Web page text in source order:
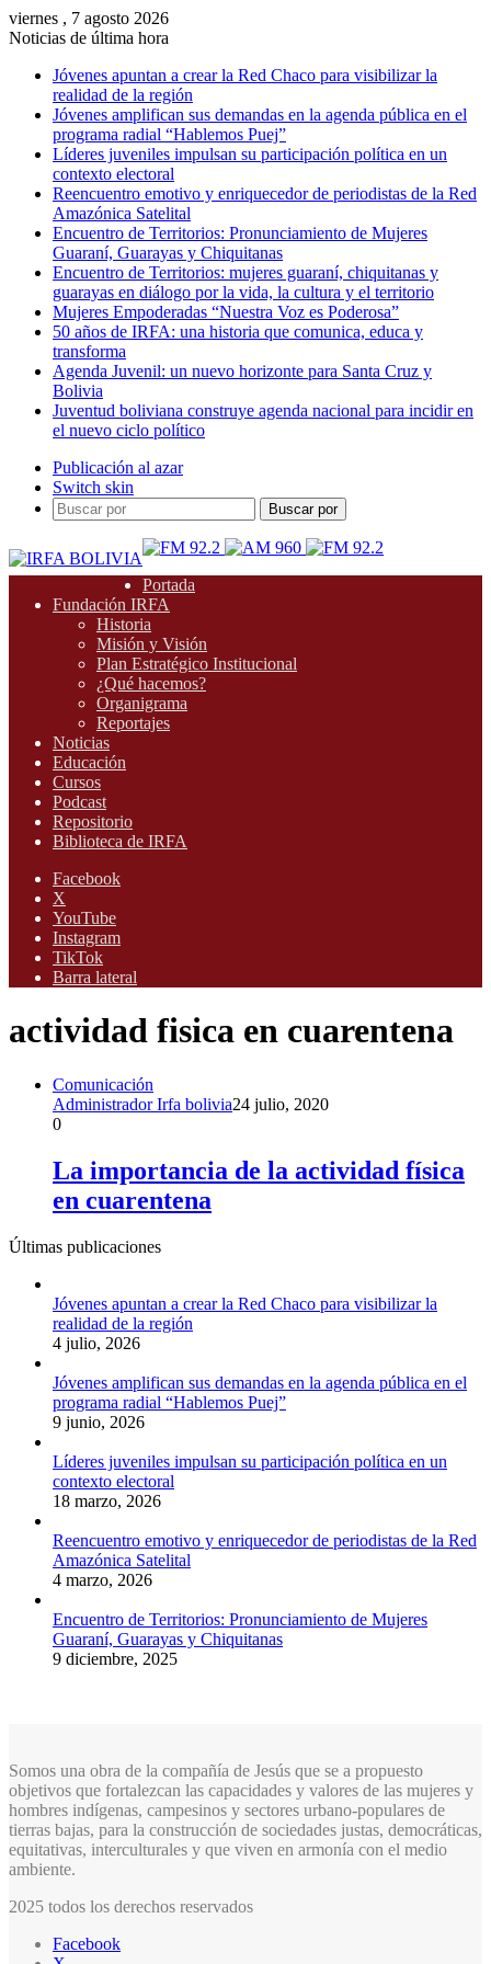
viernes , 7 agosto 2026
Noticias de última hora
Jóvenes apuntan a crear la Red Chaco para visibilizar la
realidad de la región
Jóvenes amplifican sus demandas en la agenda pública en el
programa radial “Hablemos Puej”
Líderes juveniles impulsan su participación política en un
contexto electoral
Reencuentro emotivo y enriquecedor de periodistas de la Red
Amazónica Satelital
Encuentro de Territorios: Pronunciamiento de Mujeres
Guaraní, Guarayas y Chiquitanas
Encuentro de Territorios: mujeres guaraní, chiquitanas y
guarayas en diálogo por la vida, la cultura y el territorio
Mujeres Empoderadas “Nuestra Voz es Poderosa”
50 años de IRFA: una historia que comunica, educa y
transforma
Agenda Juvenil: un nuevo horizonte para Santa Cruz y
Bolivia
Juventud boliviana construye agenda nacional para incidir en
el nuevo ciclo político
Publicación al azar
Switch skin
Buscar por
Portada
Fundación IRFA
Historia
Misión y Visión
Plan Estratégico Institucional
¿Qué hacemos?
Organigrama
Reportajes
Noticias
Educación
Cursos
Podcast
Repositorio
Biblioteca de IRFA
Facebook
X
YouTube
Instagram
TikTok
Barra lateral
actividad fisica en cuarentena
Comunicación
Administrador Irfa bolivia24 julio, 2020
0
La importancia de la actividad física
en cuarentena
Últimas publicaciones
Jóvenes apuntan a crear la Red Chaco para visibilizar la
realidad de la región
4 julio, 2026
Jóvenes amplifican sus demandas en la agenda pública en el
programa radial “Hablemos Puej”
9 junio, 2026
Líderes juveniles impulsan su participación política en un
contexto electoral
18 marzo, 2026
Reencuentro emotivo y enriquecedor de periodistas de la Red
Amazónica Satelital
4 marzo, 2026
Encuentro de Territorios: Pronunciamiento de Mujeres
Guaraní, Guarayas y Chiquitanas
9 diciembre, 2025
Somos una obra de la compañía de Jesús que se a propuesto
objetivos que fortalezcan las capacidades y valores de las mujeres y
hombres indígenas, campesinos y sectores urbano-populares de
tierras bajas, para la construcción de sociedades justas, democráticas,
equitativas, interculturales y que viven en armonía con el medio
ambiente.
2025 todos los derechos reservados
Facebook